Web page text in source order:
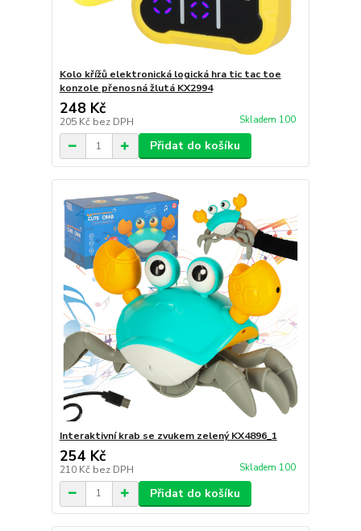
Kolo křížů elektronická logická hra tic tac toe
konzole přenosná žlutá KX2994
248 Kč
205 Kč bez DPH Skladem 100
Přidat do košíku
Interaktivní krab se zvukem zelený KX4896_1
254 Kč
210 Kč bez DPH Skladem 100
Přidat do košíku